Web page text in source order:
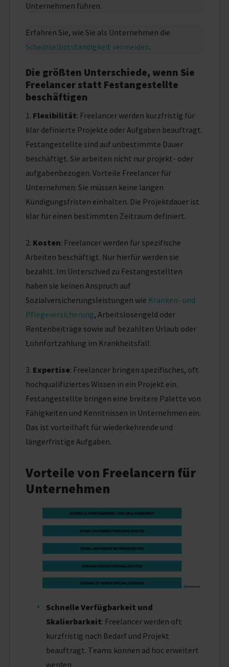
Unternehmen führen.
Erfahren Sie, wie Sie als Unternehmen die
Scheinselbstständigkeit vermeiden.
Die größten Unterschiede, wenn Sie
Freelancer statt Festangestellte
beschäftigen
1. Flexibilität: Freelancer werden kurzfristig für
klar definierte Projekte oder Aufgaben beauftragt.
Festangestellte sind auf unbestimmte Dauer
beschäftigt. Sie arbeiten nicht nur projekt- oder
aufgabenbezogen. Vorteile Freelancer für
Unternehmen: Sie müssen keine langen
Kündigungsfristen einhalten. Die Projektdauer ist
klar für einen bestimmten Zeitraum definiert.
2. Kosten: Freelancer werden für spezifische
Arbeiten beschäftigt. Nur hierfür werden sie
bezahlt. Im Unterschied zu Festangestellten
haben sie keinen Anspruch auf
Sozialversicherungsleistungen wie Kranken- und
Pflegeversicherung, Arbeitslosengeld oder
Rentenbeiträge sowie auf bezahlten Urlaub oder
Lohnfortzahlung im Krankheitsfall.
3. Expertise: Freelancer bringen spezifisches, oft
hochqualifiziertes Wissen in ein Projekt ein.
Festangestellte bringen eine breitere Palette von
Fähigkeiten und Kenntnissen in Unternehmen ein.
Das ist vorteilhaft für wiederkehrende und
längerfristige Aufgaben.
Vorteile von Freelancern für
Unternehmen
Schnelle Verfügbarkeit und
Skalierbarkeit: Freelancer werden oft
kurzfristig nach Bedarf und Projekt
beauftragt. Teams können ad hoc erweitert
werden.